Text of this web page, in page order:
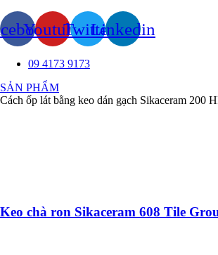
YoutubeTwitterLinkedin
09 4173 9173
SẢN PHẨM
Cách ốp lát bằng keo dán gạch Sikaceram 200
Keo chà ron Sikaceram 608 Tile